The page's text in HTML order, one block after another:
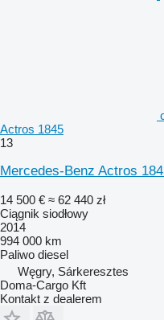
Actros 1845
13
Mercedes-Benz Actros
14 500 € ≈ 62 440 zł
Ciągnik siodłowy
2014
994 000 km
Paliwo diesel
Węgry, Sárkeresztes
Doma-Cargo Kft
Kontakt z dealerem